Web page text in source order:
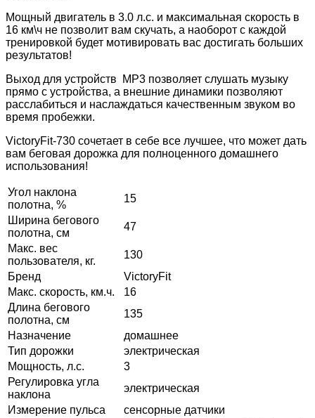
Мощный двигатель в 3.0 л.с. и максимальная скорость в
16 км\ч не позволит вам скучать, а наоборот с каждой
тренировкой будет мотивировать вас достигать больших
результатов!
Выход для устройств MP3 позволяет слушать музыку
прямо с устройства, а внешние динамики позволяют
расслабиться и наслаждаться качественным звуком во
время пробежки.
VictoryFit-730 сочетает в себе все лучшее, что может дать
вам беговая дорожка для полноценного домашнего
использования!
Угол наклона
полотна, %
15
Ширина бегового
полотна, см
47
Макс. вес
пользователя, кг.
130
Бренд
VictoryFit
Макс. скорость, км.ч.
16
Длина бегового
полотна, см
135
Назначение
домашнее
Тип дорожки
электрическая
Мощность, л.с.
3
Регулировка угла
наклона
электрическая
Измерение пульса
сенсорные датчики